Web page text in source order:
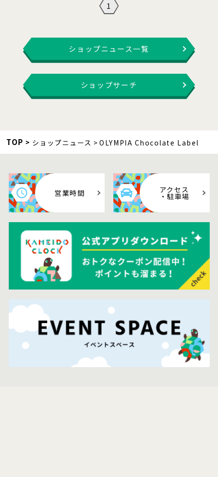
1
ショップニュース一覧
ショップサーチ
TOP ショップニュース OLYMPIA Chocolate Label
営業時間 アクセス
・駐車場